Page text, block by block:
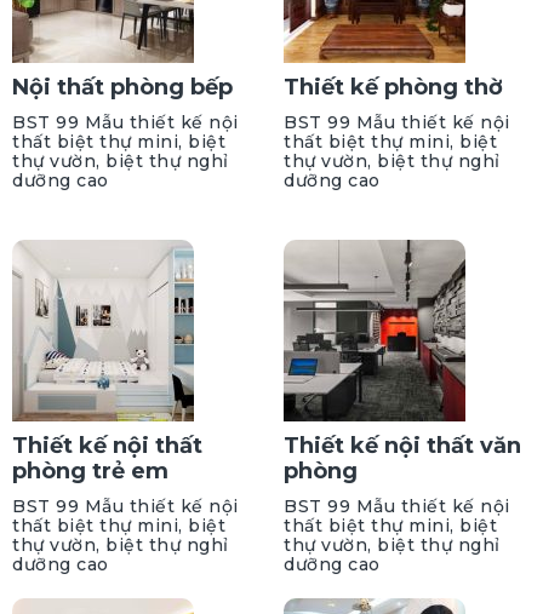
Nội thất phòng bếp
BST 99 Mẫu thiết kế nội
thất biệt thự mini, biệt
thự vườn, biệt thự nghỉ
dưỡng cao
Thiết kế phòng thờ
BST 99 Mẫu thiết kế nội
thất biệt thự mini, biệt
thự vườn, biệt thự nghỉ
dưỡng cao
Thiết kế nội thất
phòng trẻ em
BST 99 Mẫu thiết kế nội
thất biệt thự mini, biệt
thự vườn, biệt thự nghỉ
dưỡng cao
Thiết kế nội thất văn
phòng
BST 99 Mẫu thiết kế nội
thất biệt thự mini, biệt
thự vườn, biệt thự nghỉ
dưỡng cao